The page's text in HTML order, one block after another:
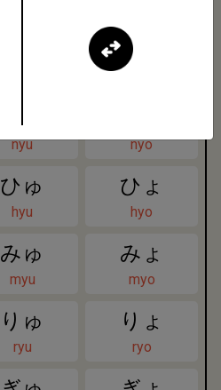
ちょ
nyu nyo
ひゅ
hyu
ひょ
hyo
みゅ
myu
みょ
myo
りゅ
ryu
りょ
ryo